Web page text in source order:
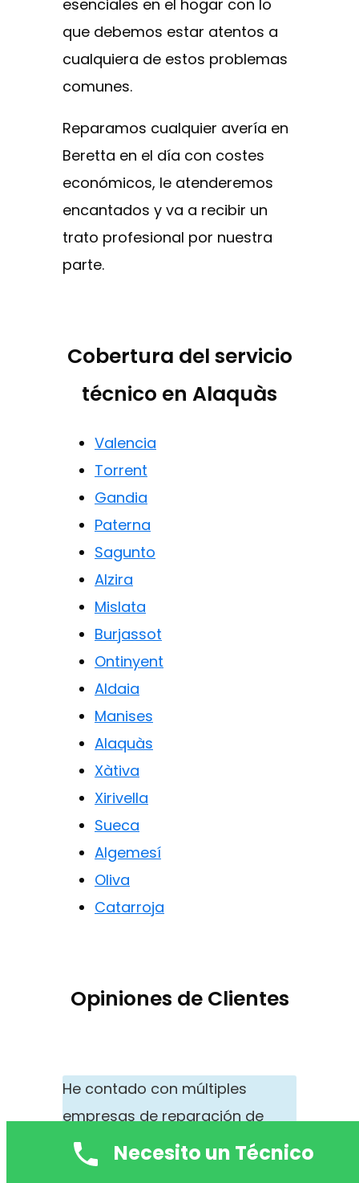
esenciales en el hogar con lo
que debemos estar atentos a
cualquiera de estos problemas
comunes.
Reparamos cualquier avería en
Beretta en el día con costes
económicos, le atenderemos
encantados y va a recibir un
trato profesional por nuestra
parte.
Cobertura del servicio
técnico en Alaquàs
Valencia
Torrent
Gandia
Paterna
Sagunto
Alzira
Mislata
Burjassot
Ontinyent
Aldaia
Manises
Alaquàs
Xàtiva
Xirivella
Sueca
Algemesí
Oliva
Catarroja
Opiniones de Clientes
He contado con múltiples
empresas de reparación de
electrodomésticos en Alaquàs
centro por mi negocio puesto
Necesito un Técnico